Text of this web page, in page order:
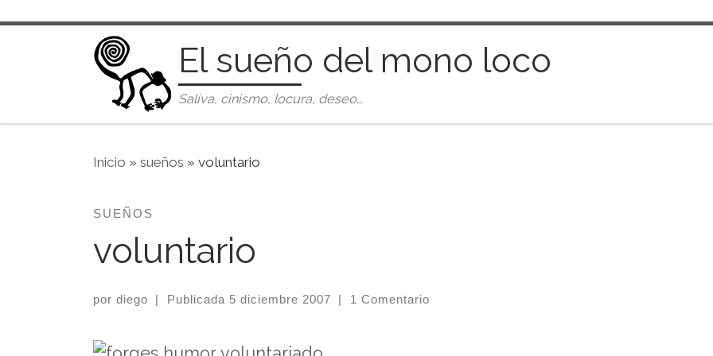
Saltar al contenido
El sueño del mono loco
Saliva, cinismo, locura, deseo…
Inicio » sueños » voluntario
SUEÑOS
voluntario
por diego | Publicada 5 diciembre 2007 | 1 Comentario